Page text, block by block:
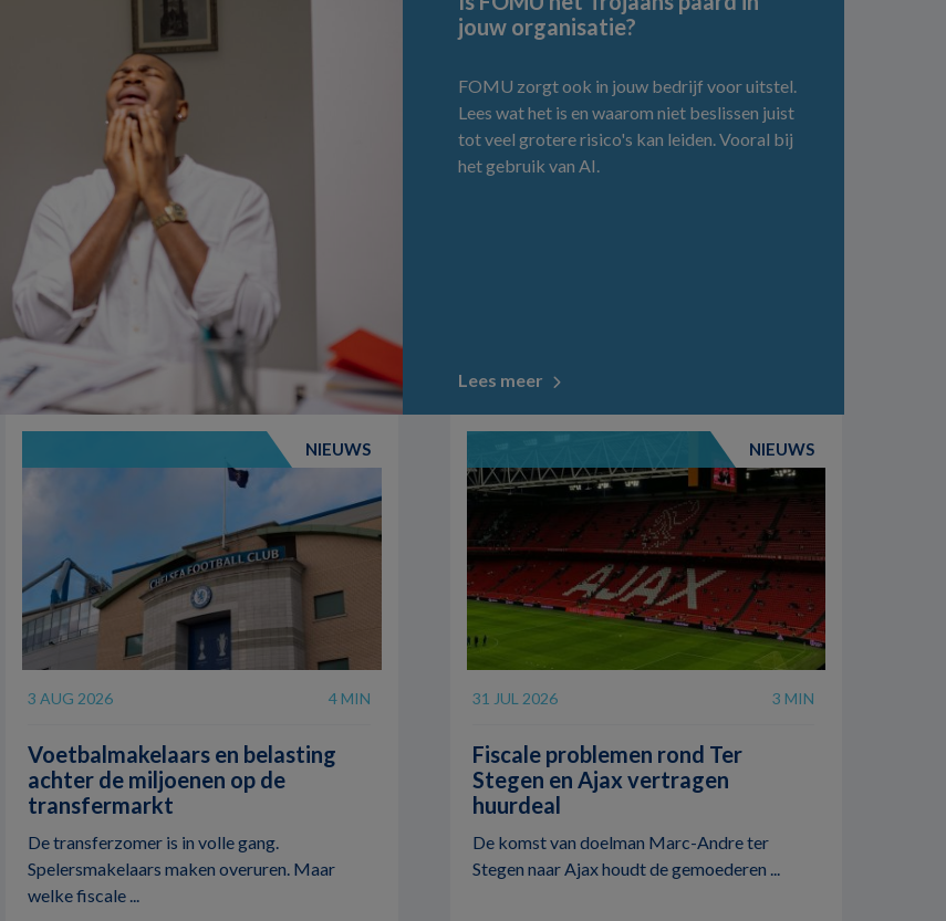
jouw organisatie?
FOMU zorgt ook in jouw bedrijf voor uitstel.
Lees wat het is en waarom niet beslissen juist
tot veel grotere risico's kan leiden. Vooral bij
het gebruik van AI.
Lees meer
NIEUWS
3 AUG 2026 4 MIN
Voetbalmakelaars en belasting
achter de miljoenen op de
transfermarkt
De transferzomer is in volle gang.
Spelersmakelaars maken overuren. Maar
welke fiscale ...
NIEUWS
31 JUL 2026 3 MIN
Fiscale problemen rond Ter
Stegen en Ajax vertragen
huurdeal
De komst van doelman Marc-Andre ter
Stegen naar Ajax houdt de gemoederen ...